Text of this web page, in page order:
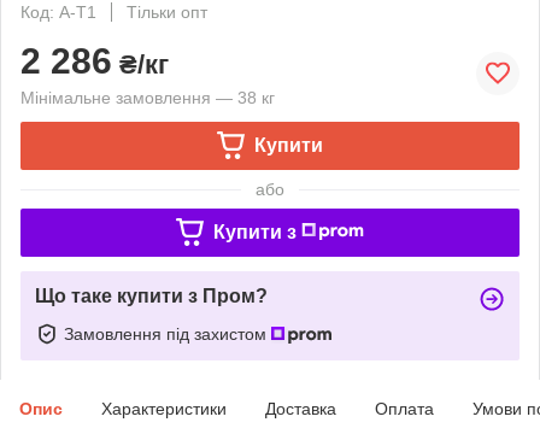
Код: А-Т1
Тільки опт
2 286 ₴/кг
Мінімальне замовлення — 38 кг
Купити
або
Купити з
Що таке купити з Пром?
Замовлення під захистом
Опис Характеристики Доставка Оплата Умови